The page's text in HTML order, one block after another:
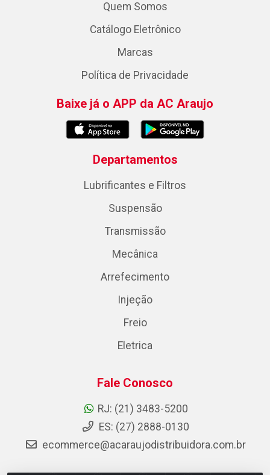
Quem Somos
Catálogo Eletrônico
Marcas
Política de Privacidade
Baixe já o APP da AC Araujo
Departamentos
Lubrificantes e Filtros
Suspensão
Transmissão
Mecânica
Arrefecimento
Injeção
Freio
Eletrica
Fale Conosco
RJ: (21) 3483-5200
ES: (27) 2888-0130
ecommerce@acaraujodistribuidora.com.br